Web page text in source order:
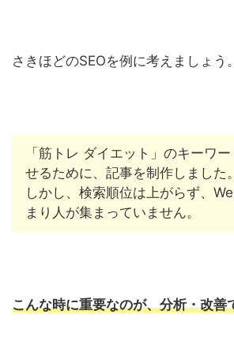
さきほどのSEOを例に考えましょう。
「筋トレ ダイエット」のキーワ
せるために、記事を制作しました。
しかし、検索順位は上がらず、
まり人が集まっていません。
こんな時に重要なのが、分析・改善